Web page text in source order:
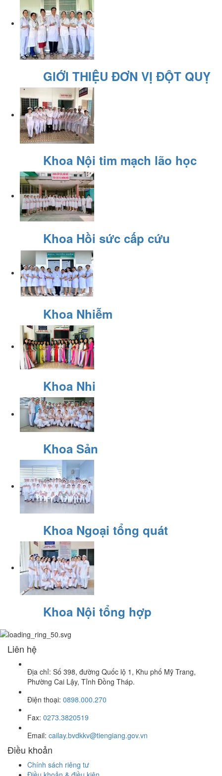
GIỚI THIỆU ĐƠN VỊ ĐỘT QUỴ
Khoa Nội tim mạch lão học
Khoa Hồi sức cấp cứu
Khoa Nhiễm
Khoa Nhi
Khoa Sản
Khoa Ngoại tổng quát
Khoa Nội tổng hợp
Liên hệ
Địa chỉ: Số 398, đường Quốc lộ 1, Khu phố Mỹ Trang,
Phường Cai Lậy, Tỉnh Đồng Tháp.
Điện thoại: 0898.000.270
Fax: 0273.3820519
Email: cailay.bvdkkv@tiengiang.gov.vn
Điều khoản
Chính sách riêng tư